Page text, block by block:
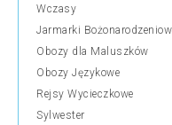
Wczasy
Jarmarki
Obozy dla Maluszków
Obozy Językowe
Rejsy Wycieczkowe
Sylwester